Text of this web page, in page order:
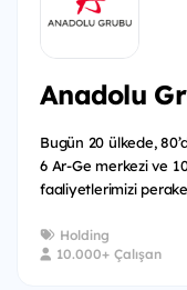
Anadolu
Bugün 20 ülkede,
6 Ar-Ge merkezi ve
faaliyetlerimizi
Holding
10.000+ Çalışan